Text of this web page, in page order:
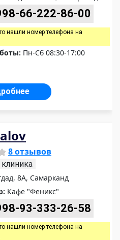
66-222-86-00
нашли номер телефона на
Пн-Сб 08:30-17:00
8 отзывов
8А, Самарканд
Кафе "Феникс"
93-333-26-58
нашли номер телефона на